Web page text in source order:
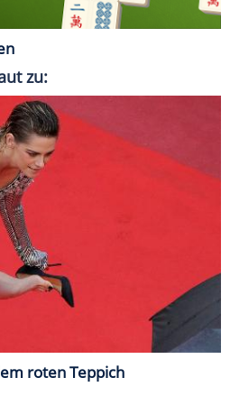
zu:
roten Teppich